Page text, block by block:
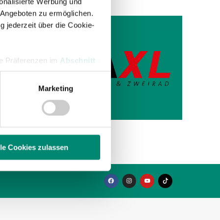
zu ermöglichen.
jederzeit über die Cookie-
Präferenzen im Abschnitt
anbieten zu können
Verwendung unserer
Marketing
Cookies zulassen